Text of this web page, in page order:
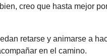
creo que hasta mejor
retarse y animarse a
en el camino.